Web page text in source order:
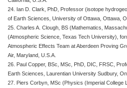
24. Ian D. Clark, PhD, Professor (isotope
of Earth Sciences, University of Ottawa, Ottawa,
25. Charles A. Clough, BS (Mathematics,
(Atmospheric Science, Texas Tech University),
Atmospheric Effects Team at Aberdeen Proving
Air, Maryland, U.S.A.
26. Paul Copper, BSc, MSc, PhD, DIC, FRSC,
Earth Sciences, Laurentian University Sudbury,
27. Piers Corbyn, MSc (Physics (Imperial College